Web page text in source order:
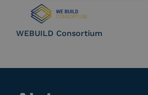
WEBUILD Consortium